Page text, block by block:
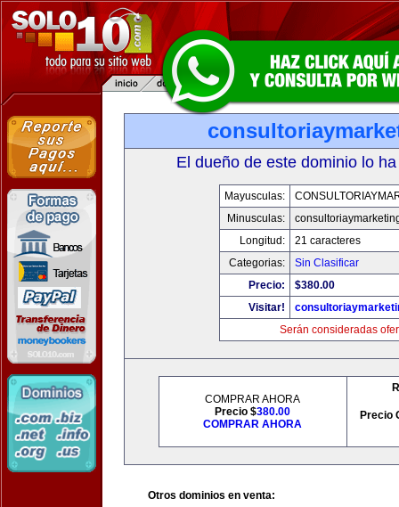
El dueño de este dominio lo
Mayusculas:
Minusculas:
Longitud:
21 caracteres
Categorias:
Sin Clasificar
Precio:
$380.00
Visitar!
Serán consideradas
COMPRAR AHORA
Precio $380.00
COMPRAR AHORA
Precio
Otros dominios en venta: